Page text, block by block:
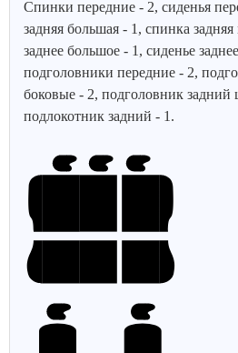
Спинки передние - 2, сиденья
задняя большая - 1, спинка
заднее большое - 1, сиденье
подголовники передние - 2,
боковые - 2, подголовник задний
подлокотник задний - 1.